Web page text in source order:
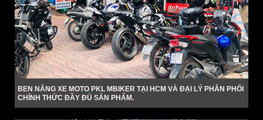
BEN NÂNG XE MOTO PKL MBIKER TẠI HCM VÀ ĐẠI LÝ PHÂN PHỐI
CHÍNH THỨC ĐẦY ĐỦ SẢN PHẨM.